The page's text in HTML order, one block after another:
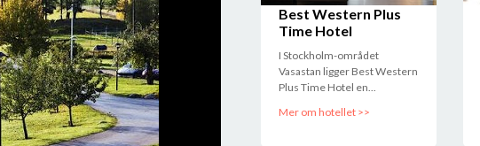
Best Western Plus
Time Hotel
I Stockholm-området
Vasastan ligger Best Western
Plus Time Hotel en...
Mer om hotellet >>